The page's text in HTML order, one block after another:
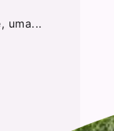
uma...